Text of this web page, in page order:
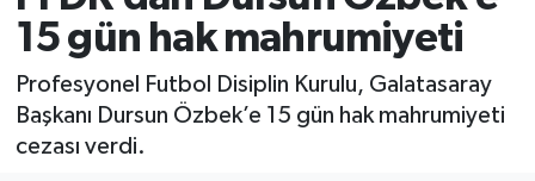
15 gün hak mahrumiyeti
Profesyonel Futbol Disiplin Kurulu, Galatasaray
Başkanı Dursun Özbek’e 15 gün hak mahrumiyeti
cezası verdi.
SAĞLIK
Tüm Manşetler
Son Dakika Haberleri